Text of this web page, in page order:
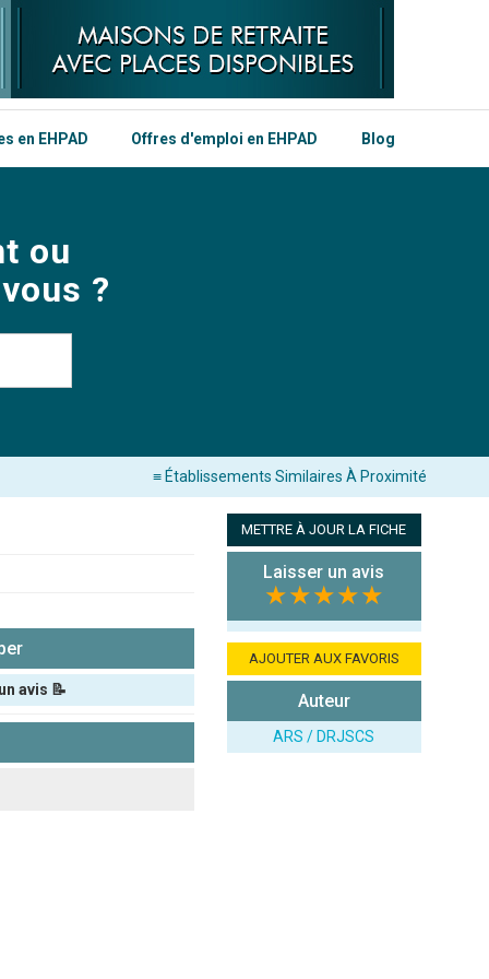
en EHPAD Offres d'emploi en EHPAD Blog
ou
?
≡ Établissements Similaires À Proximité
avis 📝
METTRE À JOUR LA FICHE
Laisser un avis
★★★★★
AJOUTER AUX FAVORIS
Auteur
ARS / DRJSCS